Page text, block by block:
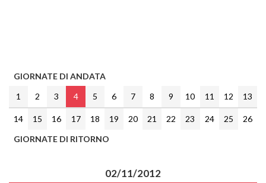
GIORNATE DI ANDATA
1
2 3 4 5 6 7 8 9 10 11 12 13
14 15 16 17 18 19 20 21 22 23 24 25
26
GIORNATE DI RITORNO
02/11/2012